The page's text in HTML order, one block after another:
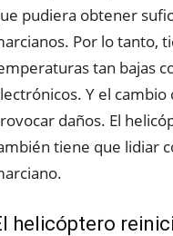
pudiera obtener
Por lo tanto,
tan bajas
Y el
daños. El
tiene que lidiar
helicóptero